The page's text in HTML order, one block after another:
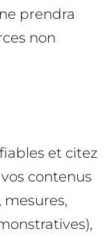
prendra
non
et citez
contenus